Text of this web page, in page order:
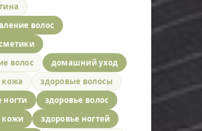
волос
волос
домашний уход
кожа
здоровые волосы
ногти
здоровье волос
кожи
здоровье ногтей